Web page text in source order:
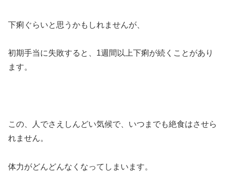
下痢ぐらいと思うかもしれませんが、
初期手当に失敗すると、1週間以上下痢が続くことがあり
ます。
この、人でさえしんどい気候で、いつまでも絶食はさせら
れません。
体力がどんどんなくなってしまいます。